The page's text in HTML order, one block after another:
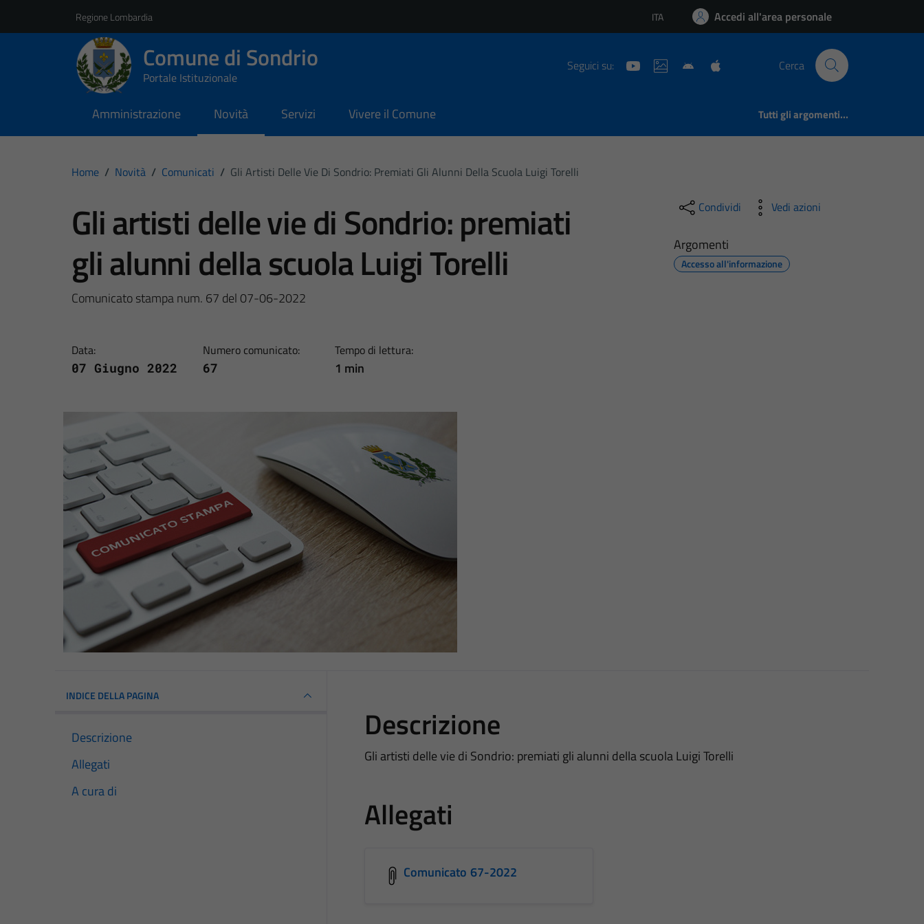
Regione Lombardia Lingua attiva:
ITA Accedi all'area personale
Comune di Sondrio
Portale Istituzionale
Seguici su: Cerca
Amministrazione Novità Servizi Vivere il Comune Tutti gli argomenti...
Home / Novità / Comunicati / Gli Artisti Delle Vie Di Sondrio: Premiati Gli Alunni Della Scuola Luigi Torelli
Gli artisti delle vie di Sondrio: premiati
gli alunni della scuola Luigi Torelli
Comunicato stampa num. 67 del 07-06-2022
Data:
07 Giugno 2022
Numero comunicato:
67
Tempo di lettura:
1 min
Condividi Vedi azioni
Argomenti
Accesso all'informazione
INDICE DELLA PAGINA
Descrizione
Allegati
A cura di
Descrizione
Gli artisti delle vie di Sondrio: premiati gli alunni della scuola Luigi Torelli
Allegati
Comunicato 67-2022